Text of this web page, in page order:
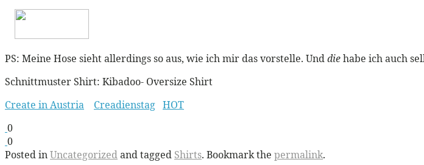
PS: Meine Hose sieht allerdings so aus, wie ich mir das vorstelle. Unddiehabe ich auch
Schnittmuster Shirt: Kibadoo- Oversize Shirt
Create in Austria
Creadienstag HOT
0
0
Posted inUncategorizedand tagged Shirts. Bookmark the permalink.